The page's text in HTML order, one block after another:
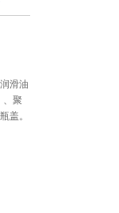
滑油
、聚
盖。